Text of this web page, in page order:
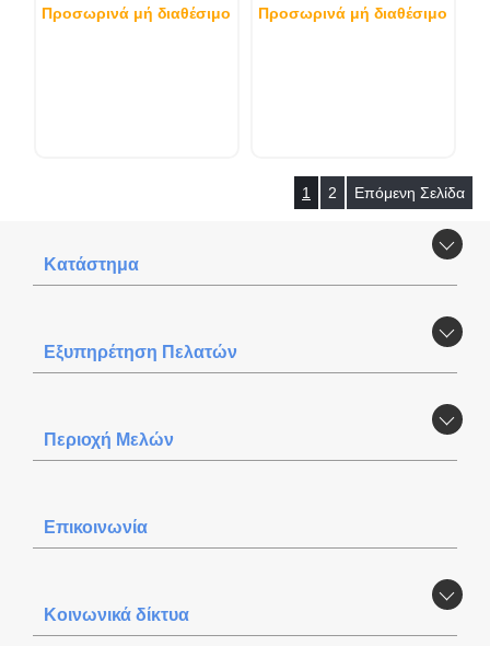
Προσωρινά μή διαθέσιμο Προσωρινά μή διαθέσιμο
1 2 Επόμενη Σελίδα
Κατάστημα
Εξυπηρέτηση Πελατών
Περιοχή Mελών
Επικοινωνία
Κοινωνικά δίκτυα